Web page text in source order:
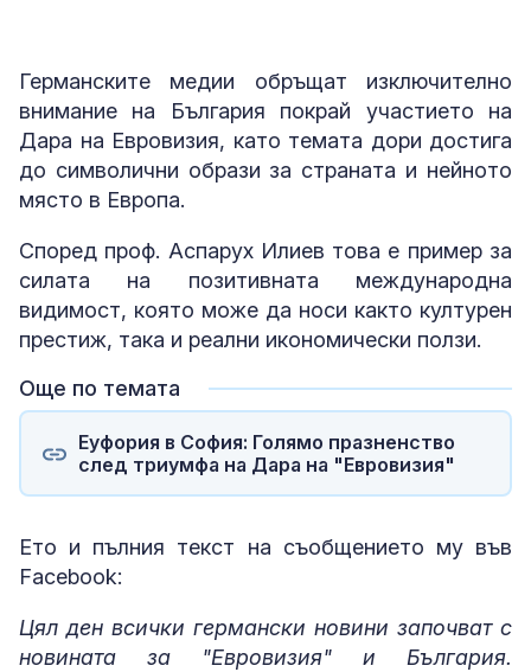
Германските медии обръщат изключително
внимание на България покрай участието на
Дара на Евровизия, като темата дори достига
до символични образи за страната и нейното
място в Европа.
Според проф. Аспарух Илиев това е пример за
силата на позитивната международна
видимост, която може да носи както културен
престиж, така и реални икономически ползи.
Още по темата
Еуфория в София: Голямо празненство
след триумфа на Дара на "Евровизия"
Ето и пълния текст на съобщението му във
Facebook:
Цял ден всички германски новини започват с
новината за "Евровизия" и България.